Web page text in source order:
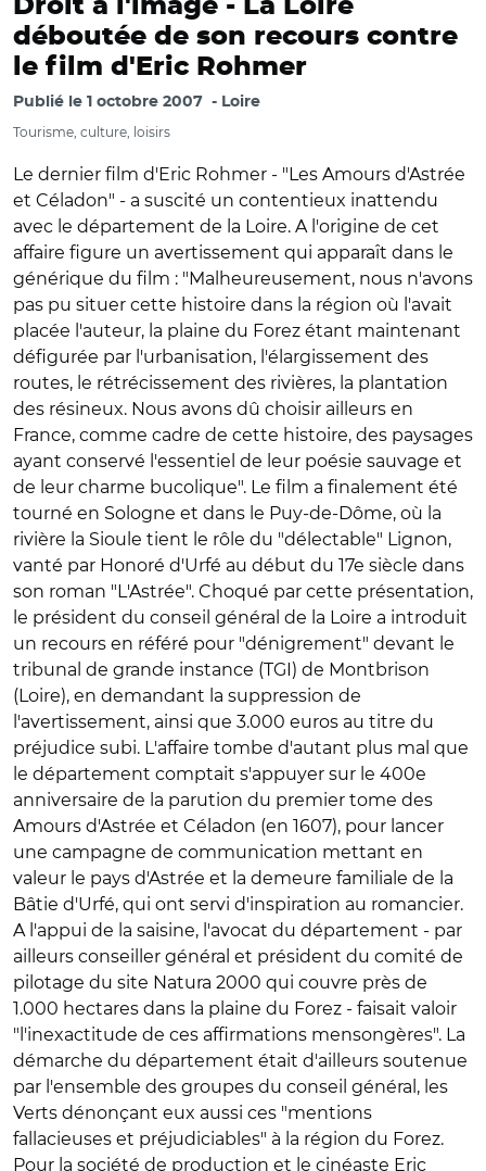
Droit à l'image - La Loire
déboutée de son recours contre
le film d'Eric Rohmer
Publié le 1 octobre 2007 Loire
Tourisme, culture, loisirs
Le dernier film d'Eric Rohmer - "Les Amours d'Astrée
et Céladon" - a suscité un contentieux inattendu
avec le département de la Loire. A l'origine de cet
affaire figure un avertissement qui apparaît dans le
générique du film : "Malheureusement, nous n'avons
pas pu situer cette histoire dans la région où l'avait
placée l'auteur, la plaine du Forez étant maintenant
défigurée par l'urbanisation, l'élargissement des
routes, le rétrécissement des rivières, la plantation
des résineux. Nous avons dû choisir ailleurs en
France, comme cadre de cette histoire, des paysages
ayant conservé l'essentiel de leur poésie sauvage et
de leur charme bucolique". Le film a finalement été
tourné en Sologne et dans le Puy-de-Dôme, où la
rivière la Sioule tient le rôle du "délectable" Lignon,
vanté par Honoré d'Urfé au début du 17e siècle dans
son roman "L'Astrée". Choqué par cette présentation,
le président du conseil général de la Loire a introduit
un recours en référé pour "dénigrement" devant le
tribunal de grande instance (TGI) de Montbrison
(Loire), en demandant la suppression de
l'avertissement, ainsi que 3.000 euros au titre du
préjudice subi. L'affaire tombe d'autant plus mal que
le département comptait s'appuyer sur le 400e
anniversaire de la parution du premier tome des
Amours d'Astrée et Céladon (en 1607), pour lancer
une campagne de communication mettant en
valeur le pays d'Astrée et la demeure familiale de la
Bâtie d'Urfé, qui ont servi d'inspiration au romancier.
A l'appui de la saisine, l'avocat du département - par
ailleurs conseiller général et président du comité de
pilotage du site Natura 2000 qui couvre près de
1.000 hectares dans la plaine du Forez - faisait valoir
"l'inexactitude de ces affirmations mensongères". La
démarche du département était d'ailleurs soutenue
par l'ensemble des groupes du conseil général, les
Verts dénonçant eux aussi ces "mentions
fallacieuses et préjudiciables" à la région du Forez.
Pour la société de production et le cinéaste Eric